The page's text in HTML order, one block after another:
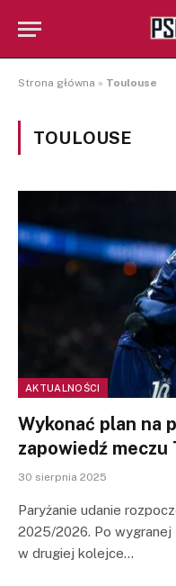
Strona główna » Toulouse
TOULOUSE
AKTUALNOŚCI
Wykonać plan na
zapowiedź meczu
30 sierpnia 2025
Paryżanie udanie
2025/2026. Po wygranej
w drugiej kolejce…